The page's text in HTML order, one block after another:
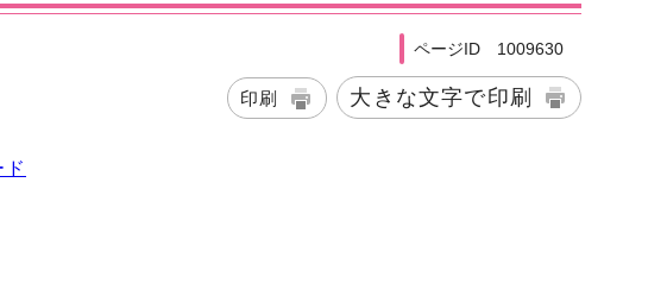
ページID 1009630
印刷 大きな文字で印刷